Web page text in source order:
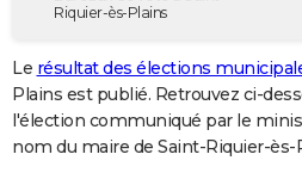
Destinations
City break
Voyage nature
Voyage de noces
Forum
GUIDES D'ACHAT
BONS PLANS
Riquier-ès-Plains
Le résultat des élections
Plains est publié. Retrouvez ci-
l'élection communiqué par le
nom du maire de Saint-Riquier-ès-